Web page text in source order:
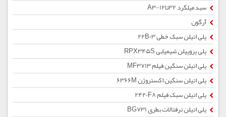
سبد میلگرد 32تا12-A3
آرگون
پلی اتیلن سبک خطی 22B03
پلی پروپیلن شیمیایی RPX345S
پلی اتیلن سنگین فیلم MF3713
پلی اتیلن سنگین اکستروژن 6366M
پلی اتیلن سبک فیلم 2420F8
پلی اتیلن ترفتالات بطری BG731